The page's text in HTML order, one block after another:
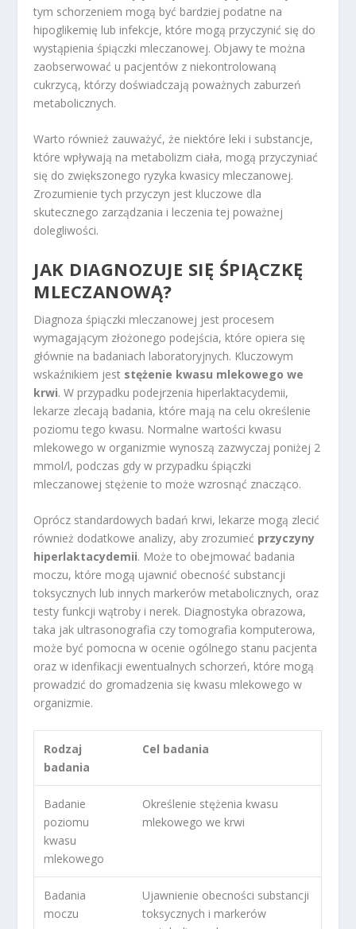
tym schorzeniem mogą być bardziej podatne na
hipoglikemię lub infekcje, które mogą przyczynić się do
wystąpienia śpiączki mleczanowej. Objawy te można
zaobserwować u pacjentów z niekontrolowaną
cukrzycą, którzy doświadczają poważnych zaburzeń
metabolicznych.
Warto również zauważyć, że niektóre leki i substancje,
które wpływają na metabolizm ciała, mogą przyczyniać
się do zwiększonego ryzyka kwasicy mleczanowej.
Zrozumienie tych przyczyn jest kluczowe dla
skutecznego zarządzania i leczenia tej poważnej
dolegliwości.
JAK DIAGNOZUJE SIĘ ŚPIĄCZKĘ
MLECZANOWĄ?
Diagnoza śpiączki mleczanowej jest procesem
wymagającym złożonego podejścia, które opiera się
głównie na badaniach laboratoryjnych. Kluczowym
wskaźnikiem jest stężenie kwasu mlekowego we
krwi. W przypadku podejrzenia hiperlaktacydemii,
lekarze zlecają badania, które mają na celu określenie
poziomu tego kwasu. Normalne wartości kwasu
mlekowego w organizmie wynoszą zazwyczaj poniżej 2
mmol/l, podczas gdy w przypadku śpiączki
mleczanowej stężenie to może wzrosnąć znacząco.
Oprócz standardowych badań krwi, lekarze mogą zlecić
również dodatkowe analizy, aby zrozumieć przyczyny
hiperlaktacydemii. Może to obejmować badania
moczu, które mogą ujawnić obecność substancji
toksycznych lub innych markerów metabolicznych, oraz
testy funkcji wątroby i nerek. Diagnostyka obrazowa,
taka jak ultrasonografia czy tomografia komputerowa,
może być pomocna w ocenie ogólnego stanu pacjenta
oraz w idenfikacji ewentualnych schorzeń, które mogą
prowadzić do gromadzenia się kwasu mlekowego w
organizmie.
Rodzaj
badania
Cel badania
Badanie
poziomu
kwasu
mlekowego
Określenie stężenia kwasu
mlekowego we krwi
Badania
moczu
Ujawnienie obecności substancji
toksycznych i markerów